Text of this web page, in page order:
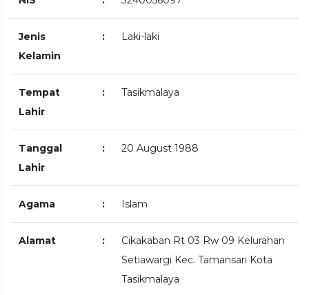
Jenis
Kelamin
: Laki-laki
Tempat
Lahir
: Tasikmalaya
Tanggal
Lahir
: 20 August 1988
Agama : Islam
Alamat :
Cikakaban Rt 03 Rw 09 Kelurahan
Setiawargi Kec. Tamansari Kota
Tasikmalaya